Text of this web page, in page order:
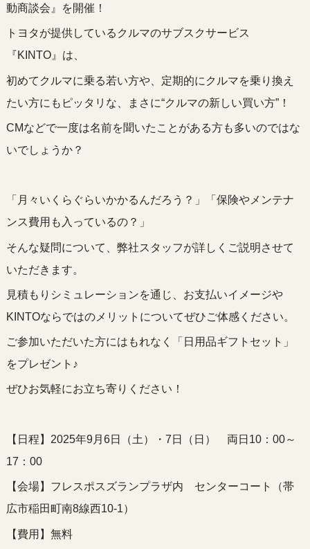
動商談会』を開催！
トヨタが提供しているクルマのサブスクサービス
『KINTO』は、
初めてクルマに乗る若い方や、定期的にクルマを乗り換え
たい方にもピッタリな、まさに“クルマの新しい買い方”！
CMなどで一度は名前を聞いたことがある方も多いのではな
いでしょうか？
「月々いくらぐらいかかるんだろう？」「保険やメンテナ
ンス費用も入っているの？」
そんな疑問について、弊社スタッフが詳しくご説明させて
いただきます。
見積もりシミュレーションを通じ、お支払いイメージや
KINTOならではのメリットについてぜひご体感ください。
ご参加いただいた方にはもれなく「日用品ギフトセット」
をプレゼント♪
ぜひお気軽にお立ち寄りください！
【日程】2025年9月6日（土）・7日（日） 両日10：00～
17：00
【会場】フレスポスズランプラザ内 センターコート（帯
広市稲田町南8線西10-1）
【費用】無料